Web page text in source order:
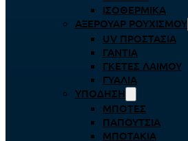
ΙΣΟΘΕΡΜΙΚΆ
ΑΞΕΡΟΥΆΡ ΡΟΥΧΙΣΜΟΎ
UV ΠΡΟΣΤΑΣΊΑ
ΓΆΝΤΙΑ
ΓΚΈΤΕΣ ΛΑΊΜΟΥ
ΓΥΑΛΙΆ
ΥΠΌΔΗΣΗ
ΜΠΌΤΕΣ
ΠΑΠΟΎΤΣΙΑ
ΜΠΟΤΆΚΙΑ